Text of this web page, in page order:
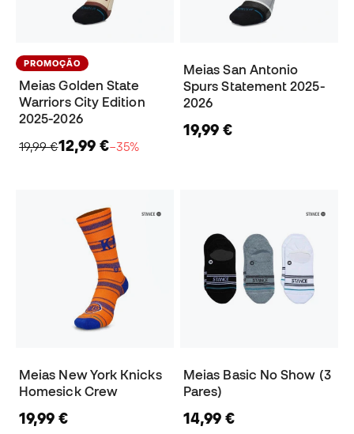
PROMOÇÃO
Meias Golden State
Warriors City Edition
2025-2026
19,99 €12,99 €−35%
Meias San Antonio
Spurs Statement 2025-
2026
19,99 €
Meias New York Knicks
Homesick Crew
19,99 €
Meias Basic No Show (3
Pares)
14,99 €